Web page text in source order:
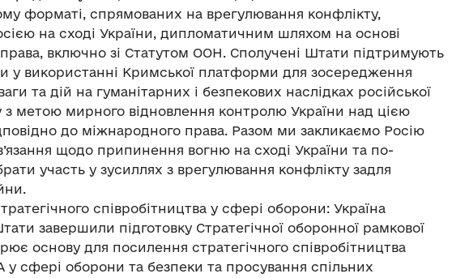
форматі, спрямованих на врегулювання конфлікту,
на сході України, дипломатичним шляхом на основі
включно зі Статутом ООН. Сполучені Штати підтримують
у використанні Кримської платформи для зосередження
та дій на гуманітарних і безпекових наслідках російської
з метою мирного відновлення контролю України над цією
до міжнародного права. Разом ми закликаємо Росію
щодо припинення вогню на сході України та по-
участь у зусиллях з врегулювання конфлікту задля
співробітництва у сфері оборони: Україна
завершили підготовку Стратегічної оборонної рамкової
основу для посилення стратегічного співробітництва
у сфері оборони та безпеки та просування спільних